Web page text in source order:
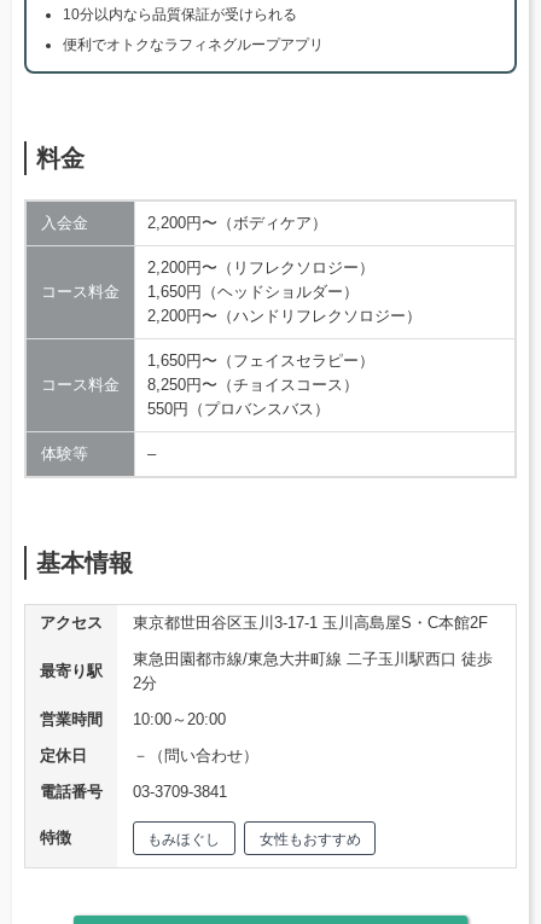
10分以内なら品質保証が受けられる
便利でオトクなラフィネグループアプリ
料金
入会金 2,200円〜（ボディケア）
コース料金
2,200円〜（リフレクソロジー）
1,650円（ヘッドショルダー）
2,200円〜（ハンドリフレクソロジー）
コース料金
1,650円〜（フェイスセラピー）
8,250円〜（チョイスコース）
550円（プロバンスバス）
体験等 –
基本情報
アクセス 東京都世田谷区玉川3-17-1 玉川高島屋S・C本館2F
最寄り駅
東急田園都市線/東急大井町線 二子玉川駅西口 徒歩
2分
営業時間
10:00～20:00
定休日
－（問い合わせ）
電話番号
03-3709-3841
特徴 もみほぐし 女性もおすすめ